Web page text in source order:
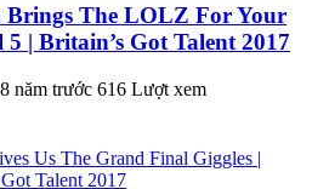
Brings The LOLZ For Your
5 | Britain’s Got Talent 2017
8 năm trước 616 Lượt xem